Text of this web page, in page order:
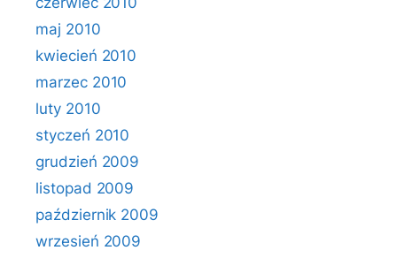
maj 2010
kwiecień 2010
marzec 2010
luty 2010
styczeń 2010
grudzień 2009
listopad 2009
październik 2009
wrzesień 2009